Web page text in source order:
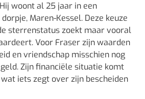
woont al 25 jaar in een
Maren-Kessel. Deze keuze
sterrenstatus zoekt maar vooral
Voor Fraser zijn waarden
en vriendschap misschien nog
Zijn financiële situatie komt
iets zegt over zijn bescheiden